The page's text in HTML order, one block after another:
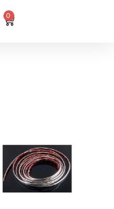
0
Varukorg